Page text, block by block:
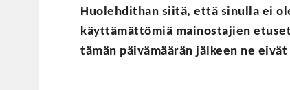
Huolehdithan siitä, että sinulla ei
käyttämättömiä mainostajien
tämän päivämäärän jälkeen ne